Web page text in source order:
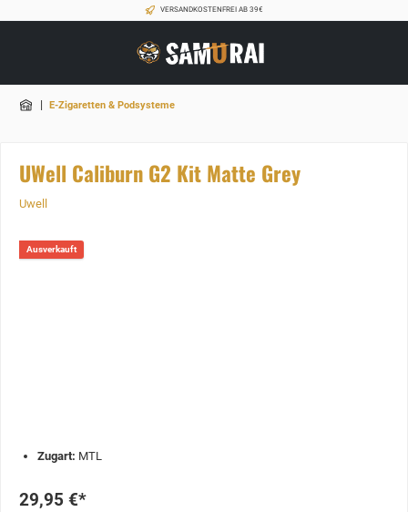
VERSANDKOSTENFREI AB 39€
| E-Zigaretten & Podsysteme
UWell Caliburn G2 Kit Matte Grey
Uwell
Ausverkauft
Zugart: MTL
29,95 €*